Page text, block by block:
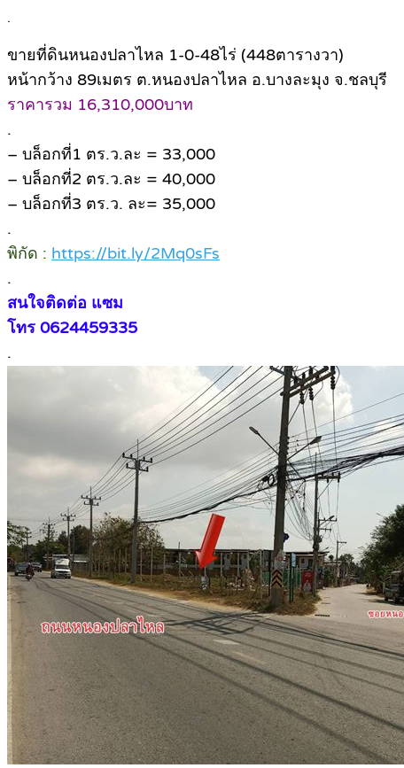
.
ขายที่ดินหนองปลาไหล 1-0-48ไร่ (448ตารางวา)
หน้ากว้าง 89เมตร ต.หนองปลาไหล อ.บางละมุง จ.ชลบุรี
ราคารวม 16,310,000บาท
.
– บล็อกที่1 ตร.ว.ละ = 33,000
– บล็อกที่2 ตร.ว.ละ = 40,000
– บล็อกที่3 ตร.ว. ละ= 35,000
.
พิกัด : https://bit.ly/2Mq0sFs
.
สนใจติดต่อ แซม
โทร 0624459335
.